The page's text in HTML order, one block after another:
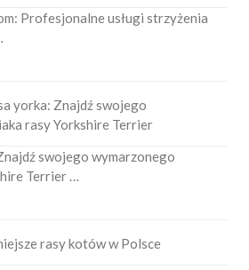
Profesjonalne usługi strzyżenia
yorka: Znajdź swojego
rasy Yorkshire Terrier
swojego wymarzonego
Terrier …
rasy kotów w Polsce